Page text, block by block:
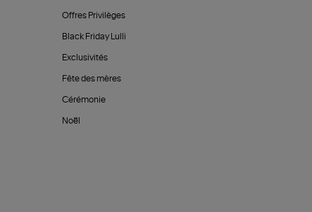
Offres Privilèges
Black Friday Lulli
Exclusivités
Fête des mères
Cérémonie
Noël